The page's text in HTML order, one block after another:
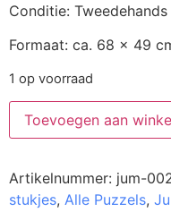
Conditie: Tweedehands
Formaat: ca. 68 x 49
1 op voorraad
Toevoegen aan
Artikelnummer: jum-
stukjes, Alle Puzzels,